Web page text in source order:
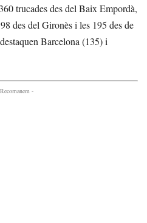
trucades des del Baix Empordà,
des del Gironès i les 195 des de
Barcelona (135) i
-